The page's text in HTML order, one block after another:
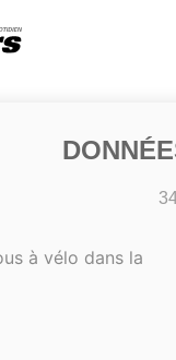
à vélo dans la